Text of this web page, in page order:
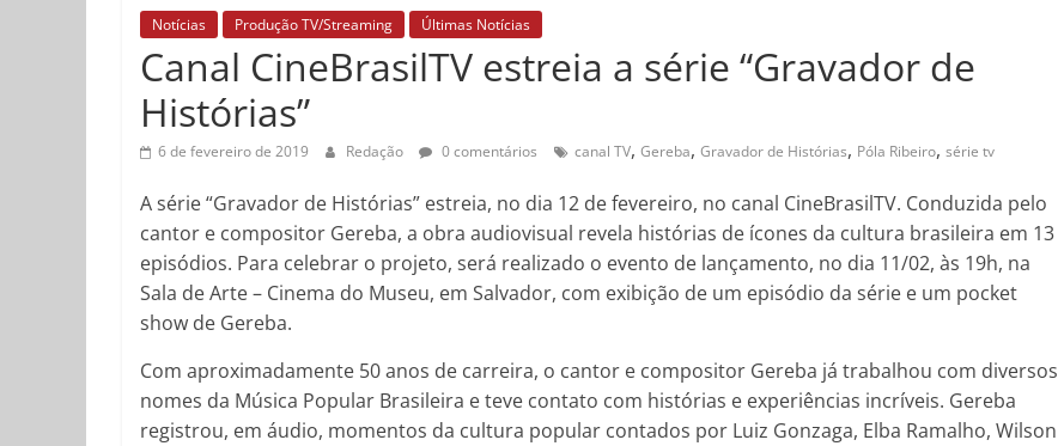
Notícias Produção TV/Streaming Últimas Notícias
Canal CineBrasilTV estreia a série “Gravador de
Histórias”
6 de fevereiro de 2019 Redação 0 comentários canal TV, Gereba, Gravador de Histórias, Póla Ribeiro, série tv
A série “Gravador de Histórias” estreia, no dia 12 de fevereiro, no canal CineBrasilTV. Conduzida pelo
cantor e compositor Gereba, a obra audiovisual revela histórias de ícones da cultura brasileira em 13
episódios. Para celebrar o projeto, será realizado o evento de lançamento, no dia 11/02, às 19h, na
Sala de Arte – Cinema do Museu, em Salvador, com exibição de um episódio da série e um pocket
show de Gereba.
Com aproximadamente 50 anos de carreira, o cantor e compositor Gereba já trabalhou com diversos
nomes da Música Popular Brasileira e teve contato com histórias e experiências incríveis. Gereba
registrou, em áudio, momentos da cultura popular contados por Luiz Gonzaga, Elba Ramalho, Wilson